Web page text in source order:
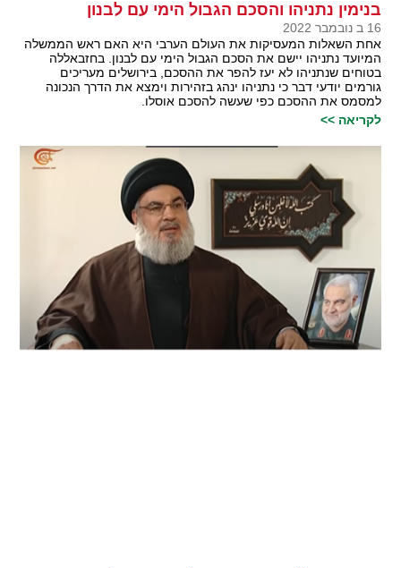
בנימין נתניהו והסכם הגבול הימי עם לבנון
16 ב נובמבר 2022
אחת השאלות המעסיקות את העולם הערבי היא האם ראש הממשלה
המיועד נתניהו יישם את הסכם הגבול הימי עם לבנון. בחזבאללה
בטוחים שנתניהו לא יעז להפר את ההסכם, בירושלים מעריכים
גורמים יודעי דבר כי נתניהו ינהג בזהירות וימצא את הדרך הנכונה
למסמס את ההסכם כפי שעשה להסכם אוסלו.
לקריאה >>